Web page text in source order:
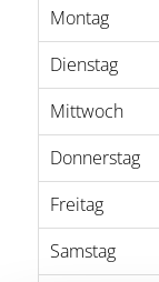
Montag
Dienstag
Mittwoch
Donnerstag
Freitag
Samstag